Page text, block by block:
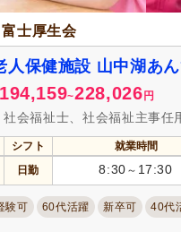
士厚生会
人保健施設 山中湖あ
194,159~228,026円
会福祉士、社会福祉主事任
シフト 就業時間
日勤 8:30 ～ 17:30
験可 60代活躍 新卒可 40代